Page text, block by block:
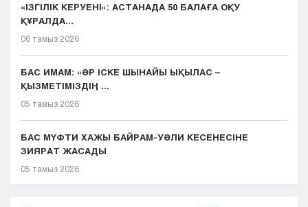
«ІЗГІЛІК КЕРУЕНІ»: АСТАНАДА 50 БАЛАҒА ОҚУ
ҚҰРАЛДА...
06 тамыз 2026
БАС ИМАМ: «ӘР ІСКЕ ШЫНАЙЫ ЫҚЫЛАС –
ҚЫЗМЕТІМІЗДІҢ ...
05 тамыз 2026
БАС МҮФТИ ХАЖЫ БАЙРАМ-УӘЛИ КЕСЕНЕСІНЕ
ЗИЯРАТ ЖАСАДЫ
05 тамыз 2026